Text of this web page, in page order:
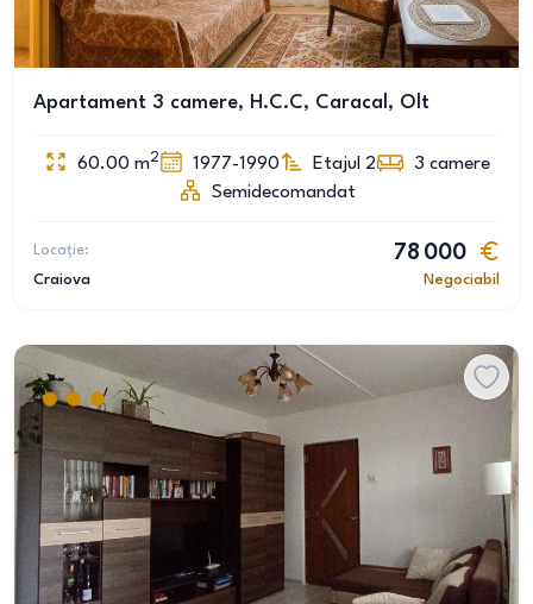
Apartament 3 camere, H.C.C, Caracal, Olt
60.00 m2 1977-1990 Etajul 2 3 camere
Semidecomandat
Locație:
Craiova
78 000
Negociabil